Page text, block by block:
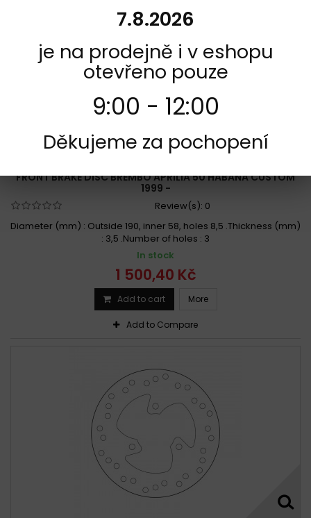
REFERENCE:F162-68B40717
FRONT BRAKE DISC BREMBO APRILIA 50 HABANA CUSTOM
1999 -
Review(s): 0
Diameter (mm) : Outside 190, inner 58, holes 8,5 .Thickness (mm)
: 3,5 .Number of holes : 3
In stock
1 500,40 Kč
Add to cart More
Add to Compare
7.8.2026
je na prodejně i v eshopu
otevřeno pouze
9:00 - 12:00
Děkujeme za pochopení